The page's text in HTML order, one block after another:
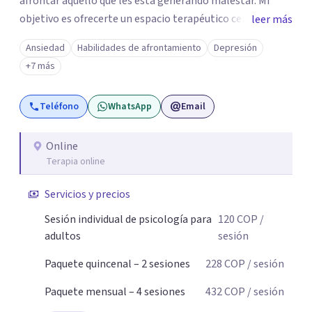
objetivo es ofrecerte un espacio terapéutico cercano,
seguro y libre de juicios, en el que puedas comprender
mejor lo que estás viviendo, reconocer tus necesidades y
desarrollar herramientas que te ayuden a afrontar tu
malestar emocional con mayor claridad y bienestar.
leer más
Ansiedad Habilidades de afrontamiento
Depresión
+7 más
Teléfono WhatsApp Email
Online
Terapia online
Servicios y precios
Sesión individual de psicología para
adultos
120COP /
sesión
Paquete quincenal – 2 sesiones
228COP / sesión
Paquete mensual – 4 sesiones
432COP / sesión